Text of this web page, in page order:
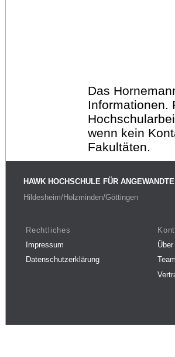
Das
Informationen.
wenn kein
Fakultäten.
HAWK HOCHSCHULE FÜR
Hildesheim/Holzminden/Göttingen
Rechtliches
Impressum
Datenschutzerklärung